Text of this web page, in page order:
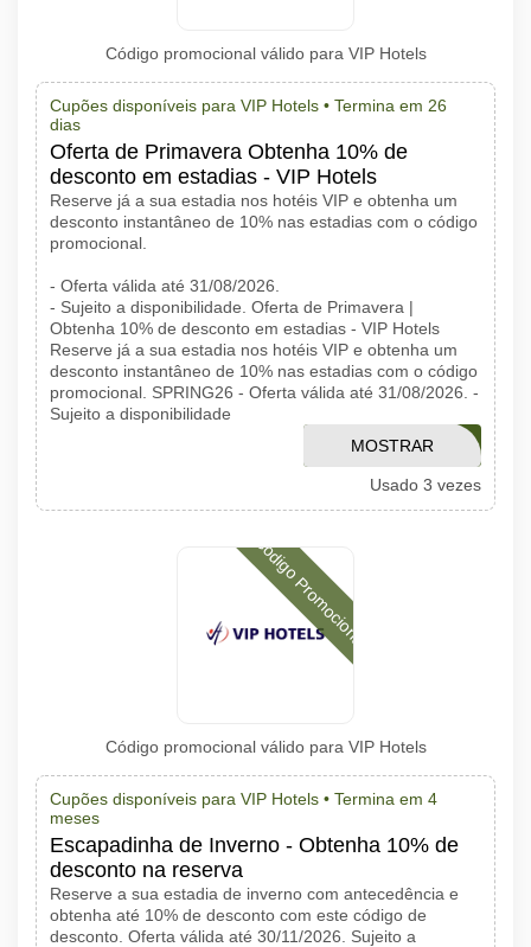
Código promocional válido para VIP Hotels
Cupões disponíveis para VIP Hotels • Termina em 26
dias
Oferta de Primavera Obtenha 10% de
desconto em estadias - VIP Hotels
Reserve já a sua estadia nos hotéis VIP e obtenha um
desconto instantâneo de 10% nas estadias com o código
promocional.
- Oferta válida até 31/08/2026.
- Sujeito a disponibilidade. Oferta de Primavera |
Obtenha 10% de desconto em estadias - VIP Hotels
Reserve já a sua estadia nos hotéis VIP e obtenha um
desconto instantâneo de 10% nas estadias com o código
promocional. SPRING26 - Oferta válida até 31/08/2026. -
Sujeito a disponibilidade
SPRING26
MOSTRAR
CÓDIGO
Usado 3 vezes
Código Promocional
Código promocional válido para VIP Hotels
Cupões disponíveis para VIP Hotels • Termina em 4
meses
Escapadinha de Inverno - Obtenha 10% de
desconto na reserva
Reserve a sua estadia de inverno com antecedência e
obtenha até 10% de desconto com este código de
desconto. Oferta válida até 30/11/2026. Sujeito a